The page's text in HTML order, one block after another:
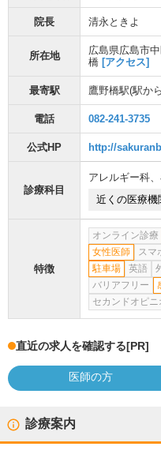
院長 清永ときよ
所在地
広島県広島市
橋 [アクセス]
最寄駅 鷹野橋駅(駅から
電話 082-241-3735
公式HP http://
診療科目
アレルギー科、
近くの医療機
特徴
オンライン診療
女性医師
スマ
駐車場
英語
バリアフリー
セカンドオピ
直近の求人を確認する[PR]
医師の方
診療案内